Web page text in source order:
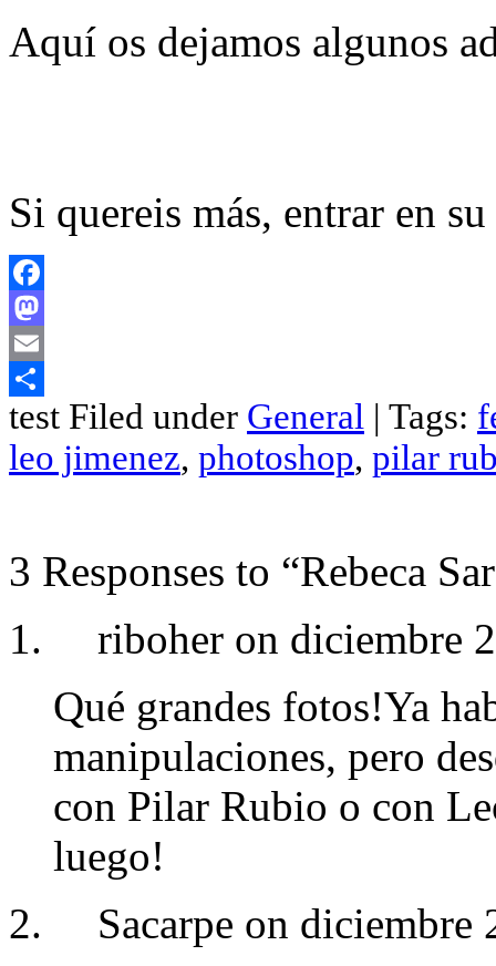
Aquí os dejamos algunos
Si quereis más, entrar en su
Facebook
Mastodon
Email
Compartir
test Filed under General | Tags:
leo jimenez, photoshop, pilar
3 Responses to “Rebeca
riboher on diciembre
Qué grandes fotos!Ya
manipulaciones, pero
con Pilar Rubio o con
luego!
Sacarpe on diciembre